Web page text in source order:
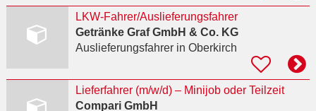
LKW-Fahrer/Auslieferungsfahrer
Getränke Graf GmbH & Co. KG
Auslieferungsfahrerin Oberkirch
Lieferfahrer (m/w/d) – Minijob oder Teilzeit
Compari GmbH